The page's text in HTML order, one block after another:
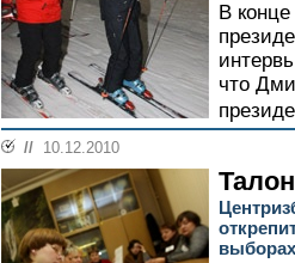
В
что
// 10.12.2010
выборах